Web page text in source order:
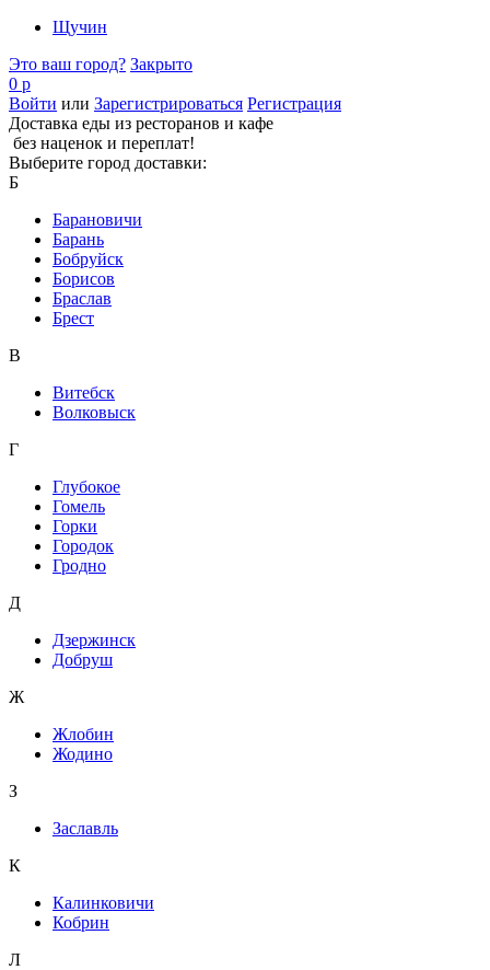
Щучин
Это ваш город? Закрыто
0 р
Войти или Зарегистрироваться Регистрация
Доставка еды из ресторанов и кафе
без наценок и переплат!
Выберите город доставки:
Б
Барановичи
Барань
Бобруйск
Борисов
Браслав
Брест
В
Витебск
Волковыск
Г
Глубокое
Гомель
Горки
Городок
Гродно
Д
Дзержинск
Добруш
Ж
Жлобин
Жодино
З
Заславль
К
Калинковичи
Кобрин
Л